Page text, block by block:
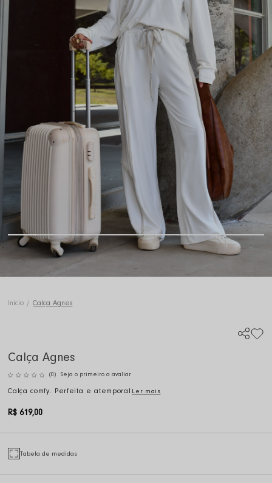
Início Calça Agnes
Calça Agnes
(0) Seja o primeiro a avaliar
Calça comfy. Perfeita e atemporal Ler mais
R$ 619,00
Tabela de medidas